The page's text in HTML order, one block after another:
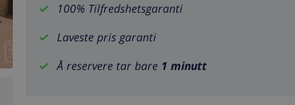
100% Tilfredshetsgaranti
Laveste pris garanti
Å reservere tar bare 1 minutt